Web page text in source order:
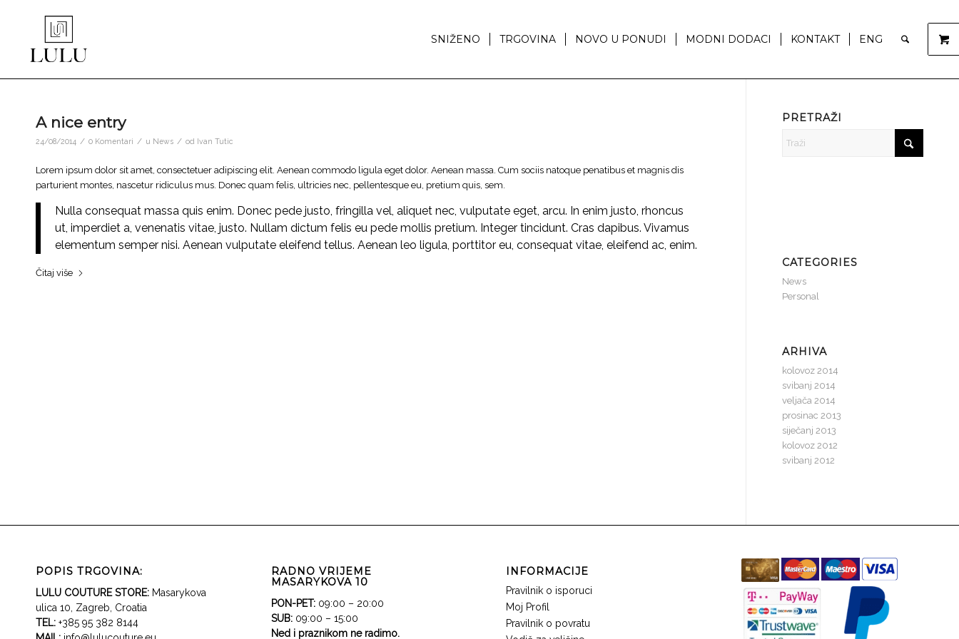
SNIŽENO TRGOVINA NOVO U PONUDI MODNI DODACI KONTAKT ENG
A nice entry
24/08/2014 / 0 Komentari / u News / od Ivan Tutic
Lorem ipsum dolor sit amet, consectetuer adipiscing elit. Aenean commodo ligula eget dolor. Aenean massa. Cum sociis natoque penatibus et magnis dis
parturient montes, nascetur ridiculus mus. Donec quam felis, ultricies nec, pellentesque eu, pretium quis, sem.
Nulla consequat massa quis enim. Donec pede justo, fringilla vel, aliquet nec, vulputate eget, arcu. In enim justo, rhoncus
ut, imperdiet a, venenatis vitae, justo. Nullam dictum felis eu pede mollis pretium. Integer tincidunt. Cras dapibus. Vivamus
elementum semper nisi. Aenean vulputate eleifend tellus. Aenean leo ligula, porttitor eu, consequat vitae, eleifend ac, enim.
Čitaj više
PRETRAŽI
CATEGORIES
News
Personal
ARHIVA
kolovoz 2014
svibanj 2014
veljača 2014
prosinac 2013
siječanj 2013
kolovoz 2012
svibanj 2012
POPIS TRGOVINA:
LULU COUTURE STORE: Masarykova
ulica 10, Zagreb, Croatia
TEL: +385 95 382 8144
RADNO VRIJEME
MASARYKOVA 10
PON-PET:09:00 – 20:00
SUB:09:00 – 15:00
Ned i praznikom ne radimo.
INFORMACIJE
Pravilnik o isporuci
Moj Profil
Pravilnik o povratu